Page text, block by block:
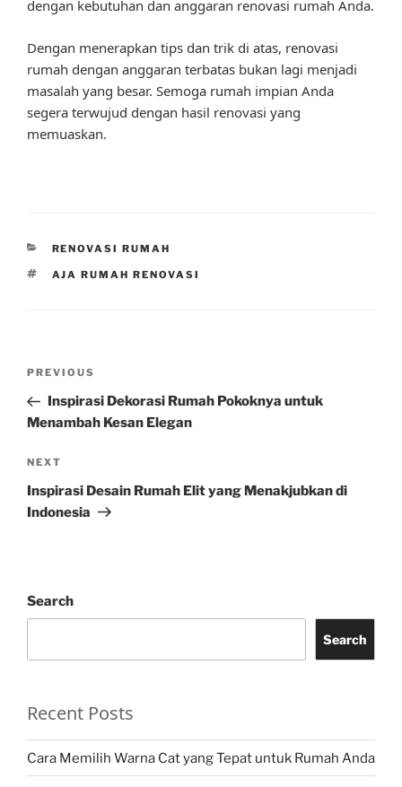
dengan kebutuhan dan anggaran renovasi rumah Anda.
Dengan menerapkan tips dan trik di atas, renovasi
rumah dengan anggaran terbatas bukan lagi menjadi
masalah yang besar. Semoga rumah impian Anda
segera terwujud dengan hasil renovasi yang
memuaskan.
CATEGORIES
RENOVASI RUMAH
TAGS
AJA RUMAH RENOVASI
Previous
Post
PREVIOUS
Inspirasi Dekorasi Rumah Pokoknya untuk
Menambah Kesan Elegan
Next
Post
NEXT
Inspirasi Desain Rumah Elit yang Menakjubkan di
Indonesia
Search
Search
Recent Posts
Cara Memilih Warna Cat yang Tepat untuk Rumah Anda